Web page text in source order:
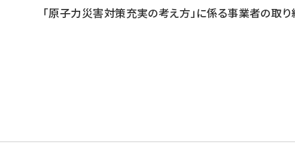
「原子力災害対策充実の考え方」に係る事業者の取り